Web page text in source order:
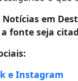
em
fonte seja
e Instagram